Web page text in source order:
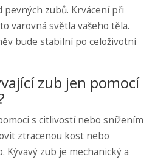
pevných zubů. Krvácení při
varovná světla vašeho těla.
bude stabilní po celoživotní
zub jen pomocí
s citlivostí nebo snížením
ztracenou kost nebo
Kývavý zub je mechanický a